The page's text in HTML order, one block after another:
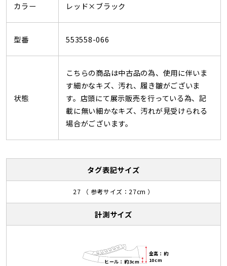
カラー レッド×ブラック
型番 553558-066
状態
こちらの商品は中古品の為、使用に伴いま
す細かなキズ、汚れ、履き皺がございま
す。店頭にて展示販売を行っている為、記
載に無い細かなキズ、汚れが見受けられる
場合がございます。
タグ表記サイズ
27 （ 参考サイズ：27cm ）
計測サイズ
全高：約
10cm
ヒール：約3cm